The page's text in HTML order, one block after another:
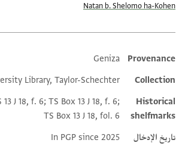
Natan b. Shelomo ha-Kohen
Additional metadata
Provenance
Geniza
Collection
Library, Taylor-Schechter
Historical
shelfmarks
13 J 18, f. 6; TS Box 13 J 18, f. 6;
TS Box 13 J 18, fol. 6
تاريخ الإدخال
In PGP since 2025